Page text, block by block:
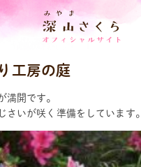
工房の庭
満開です。
さいが咲く準備をしています。